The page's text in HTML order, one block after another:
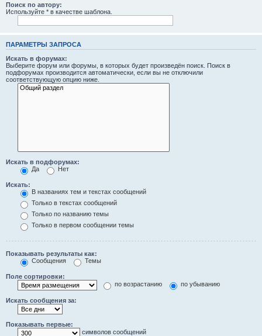
Поиск по автору:
Используйте * в качестве шаблона.
ПАРАМЕТРЫ ЗАПРОСА
Искать в форумах:
Выберите форум или форумы, в которых будет произведён поиск. Поиск в
подфорумах производится автоматически, если вы не отключили
соответствующую опцию ниже.
Искать в подфорумах:
Да
Нет
Искать:
В названиях тем и текстах сообщений
Только в текстах сообщений
Только по названию темы
Только в первом сообщении темы
Показывать результаты как:
Сообщения
Темы
Поле сортировки:
по возрастанию
по убыванию
Искать сообщения за:
Показывать первые:
символов сообщений